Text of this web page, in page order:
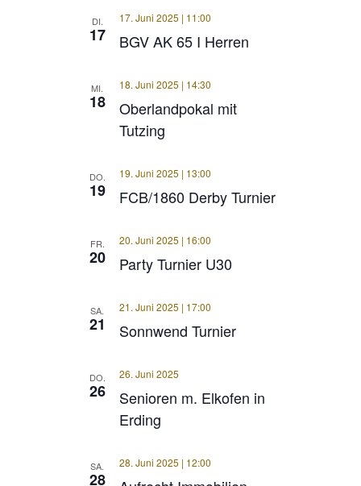
DI.
17 BGV AK 65 I Herren
17. Juni 2025 | 11:00
MI.
18
Oberlandpokal mit
Tutzing
18. Juni 2025 | 14:30
DO.
19 FCB/1860 Derby Turnier
19. Juni 2025 | 13:00
FR.
20 Party Turnier U30
20. Juni 2025 | 16:00
SA.
21 Sonnwend Turnier
21. Juni 2025 | 17:00
DO.
26
Senioren m. Elkofen in
Erding
26. Juni 2025
SA.
28
28. Juni 2025 | 12:00